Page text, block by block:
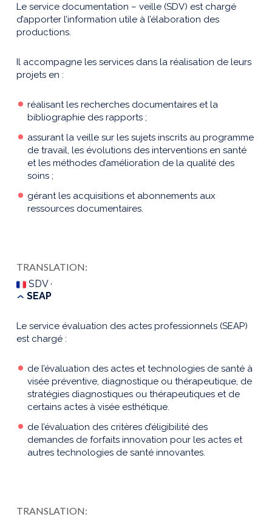
Le service documentation – veille (SDV) est chargé
d’apporter l’information utile à l’élaboration des
productions.
Il accompagne les services dans la réalisation de leurs
projets en :
réalisant les recherches documentaires et la
bibliographie des rapports ;
assurant la veille sur les sujets inscrits au programme
de travail, les évolutions des interventions en santé
et les méthodes d’amélioration de la qualité des
soins ;
gérant les acquisitions et abonnements aux
ressources documentaires.
TRANSLATION:
SDV ·
SEAP
Le service évaluation des actes professionnels (SEAP)
est chargé :
de l’évaluation des actes et technologies de santé à
visée préventive, diagnostique ou thérapeutique, de
stratégies diagnostiques ou thérapeutiques et de
certains actes à visée esthétique.
de l’évaluation des critères d’éligibilité des
demandes de forfaits innovation pour les actes et
autres technologies de santé innovantes.
TRANSLATION: